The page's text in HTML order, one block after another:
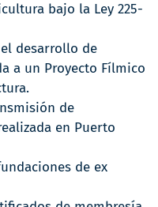
bajo la Ley 225-
desarrollo de
a un Proyecto Fílmico
de
en Puerto
de ex